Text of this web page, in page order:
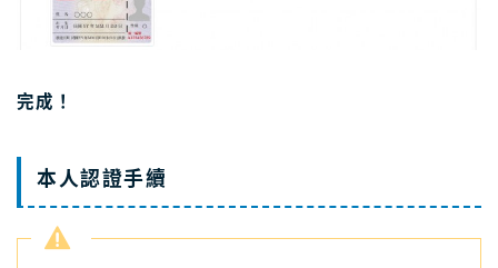
完成！
本人認證手續